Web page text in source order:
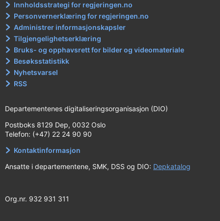
Innholdsstrategi for regjeringen.no
Personvernerklæring for regjeringen.no
Administrer informasjonskapsler
Tilgjengelighetserklæring
Bruks- og opphavsrett for bilder og videomateriale
Besøksstatistikk
Nyhetsvarsel
RSS
Departementenes digitaliseringsorganisasjon (DIO)
Postboks 8129 Dep, 0032 Oslo
Telefon: (+47) 22 24 90 90
Kontaktinformasjon
Ansatte i departementene, SMK, DSS og DIO: Depkatalog
Org.nr. 932 931 311